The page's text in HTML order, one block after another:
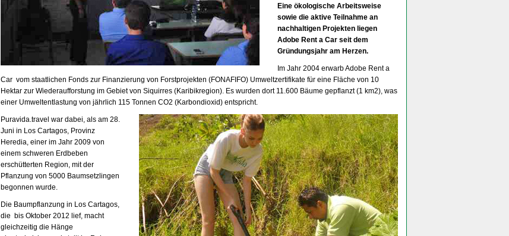
Eine ökologische Arbeitsweise
sowie die aktive Teilnahme an
nachhaltigen Projekten liegen
Adobe Rent a Car seit dem
Gründungsjahr am Herzen.
Im Jahr 2004 erwarb Adobe Rent a
Car vom staatlichen Fonds zur Finanzierung von Forstprojekten (FONAFIFO) Umweltzertifikate für eine Fläche von 10
Hektar zur Wiederaufforstung im Gebiet von Siquirres (Karibikregion). Es wurden dort 11.600 Bäume gepflanzt (1 km2), was
einer Umweltentlastung von jährlich 115 Tonnen CO2 (Karbondioxid) entspricht.
Puravida.travel war dabei, als am 28.
Juni in Los Cartagos, Provinz
Heredia, einer im Jahr 2009 von
einem schweren Erdbeben
erschütterten Region, mit der
Pflanzung von 5000 Baumsetzlingen
begonnen wurde.
Die Baumpflanzung in Los Cartagos,
die bis Oktober 2012 lief, macht
gleichzeitig die Hänge